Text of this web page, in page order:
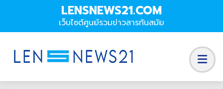
LENSNEWS21.COM
เว็บไซต์ศูนย์รวมข่าวสารทันสมัย